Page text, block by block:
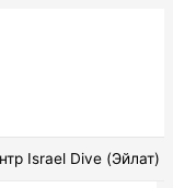
Israel Dive (Эйлат)